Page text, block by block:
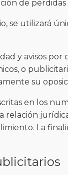
de
se utilizará
y avisos
o
su
en los
relación
La